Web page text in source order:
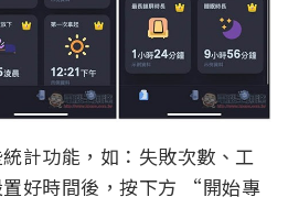
計功能，如：失敗次數、工
好時間後，按下方 “開始專